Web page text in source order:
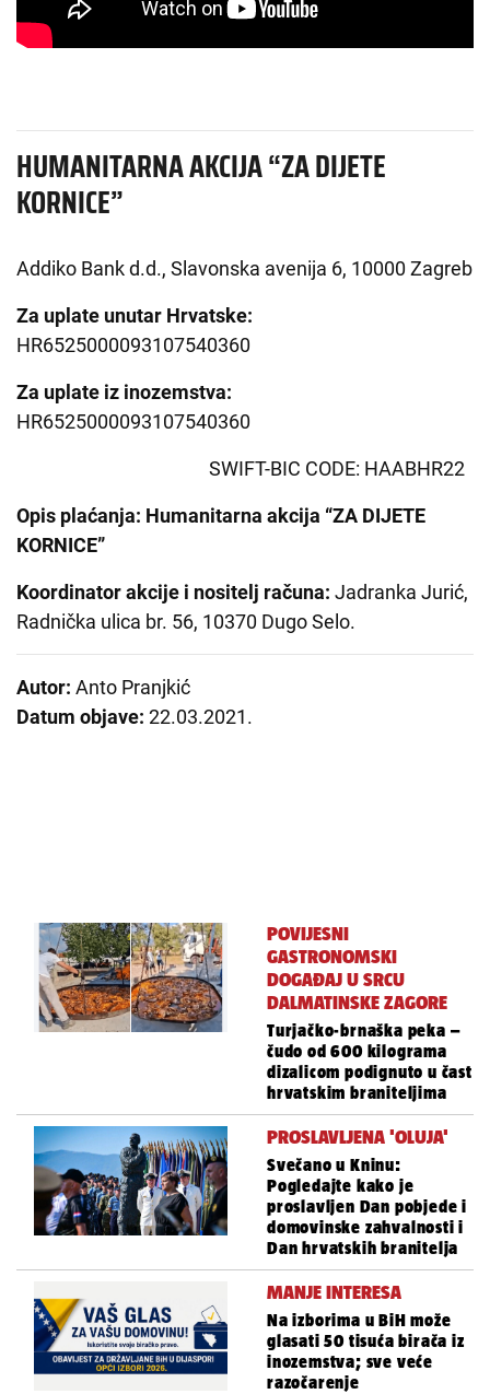
HUMANITARNA AKCIJA “ZA DIJETE
KORNICE”
Addiko Bank d.d., Slavonska avenija 6, 10000 Zagreb
Za uplate unutar Hrvatske:
HR6525000093107540360
Za uplate iz inozemstva:
HR6525000093107540360
SWIFT-BIC CODE: HAABHR22
Opis plaćanja: Humanitarna akcija “ZA DIJETE
KORNICE”
Koordinator akcije i nositelj računa: Jadranka Jurić,
Radnička ulica br. 56, 10370 Dugo Selo.
Autor: Anto Pranjkić
Datum objave: 22.03.2021.
POVIJESNI
GASTRONOMSKI
DOGAĐAJ U SRCU
DALMATINSKE ZAGORE
Turjačko-brnaška peka –
čudo od 600 kilograma
dizalicom podignuto u čast
hrvatskim braniteljima
PROSLAVLJENA 'OLUJA'
Svečano u Kninu:
Pogledajte kako je
proslavljen Dan pobjede i
domovinske zahvalnosti i
Dan hrvatskih branitelja
MANJE INTERESA
Na izborima u BiH može
glasati 50 tisuća birača iz
inozemstva; sve veće
razočarenje